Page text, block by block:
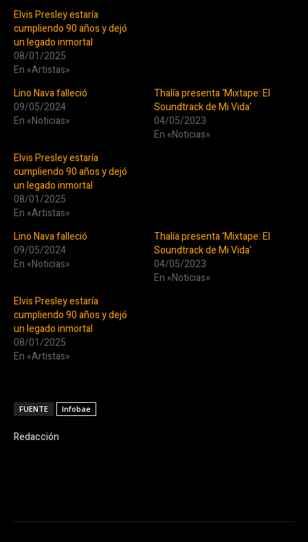
Elvis Presley estaría
cumpliendo 90 años y dejó
un legado inmortal
08/01/2025
En «Artistas»
Lino Nava falleció
09/05/2024
En «Noticias»
Thalía presenta ‘Mixtape: El
Soundtrack de Mi Vida’
04/05/2023
En «Noticias»
Elvis Presley estaría
cumpliendo 90 años y dejó
un legado inmortal
08/01/2025
En «Artistas»
Lino Nava falleció
09/05/2024
En «Noticias»
Thalía presenta ‘Mixtape: El
Soundtrack de Mi Vida’
04/05/2023
En «Noticias»
Elvis Presley estaría
cumpliendo 90 años y dejó
un legado inmortal
08/01/2025
En «Artistas»
FUENTE Infobae
Redacción